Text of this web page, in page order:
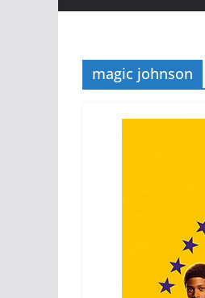
magic johnson